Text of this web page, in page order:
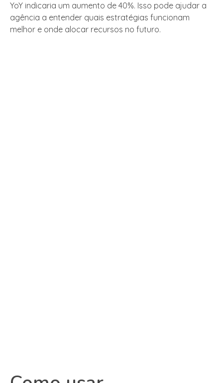
YoY indicaria um aumento de 40%. Isso pode ajudar a
agência a entender quais estratégias funcionam
melhor e onde alocar recursos no futuro.